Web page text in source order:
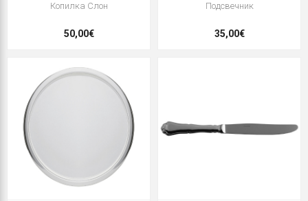
Копилка Слон
50,00€
Подсвечник
35,00€